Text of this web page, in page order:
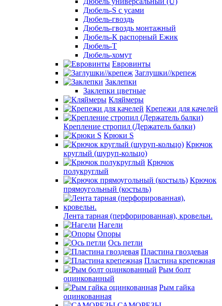
Дюбель-S с усами
Дюбель-гвоздь
Дюбель-гвоздь монтажный
Дюбель-К распорный Ежик
Дюбель-Т
Дюбель-хомут
Евровинты
Заглушки//крепеж
Заклепки
Заклепки цветные
Кляймеры
Крепежи для качелей
Крепление стропил (Держатель балки)
Крюки S
Крючок
круглый (шуруп-кольцо)
Крючок
полукруглый
Крючок
прямоугольный (костыль)
Лента тарная (перфорированная), кровельн.
Нагели
Опоры
Ось петли
Пластина гвоздевая
Пластина крепежная
Рым болт
оцинкованный
Рым гайка
оцинкованная